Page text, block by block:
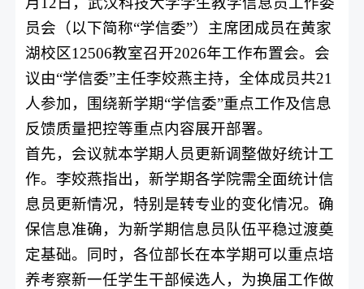
员会（以下简称“学信委”）主席团成员在黄家
湖校区12506教室召开2026年工作布置会。会
议由“学信委”主任李姣燕主持，全体成员共21
人参加，围绕新学期“学信委”重点工作及信息
反馈质量把控等重点内容展开部署。
首先，会议就本学期人员更新调整做好统计工
作。李姣燕指出，新学期各学院需全面统计信
息员更新情况，特别是转专业的变化情况。确
保信息准确，为新学期信息员队伍平稳过渡奠
定基础。同时，各位部长在本学期可以重点培
养考察新一任学生干部候选人，为换届工作做